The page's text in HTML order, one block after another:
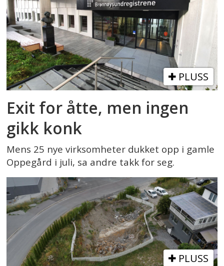
PLUSS
Exit for åtte, men ingen
gikk konk
Mens 25 nye virksomheter dukket opp i gamle
Oppegård i juli, sa andre takk for seg.
PLUSS